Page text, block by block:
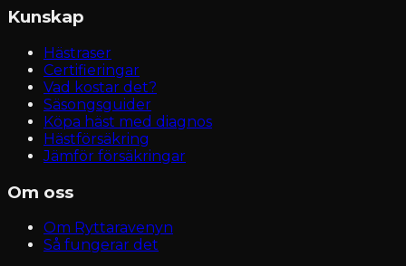
Kunskap
Hästraser
Certifieringar
Vad kostar det?
Säsongsguider
Köpa häst med diagnos
Hästförsäkring
Jämför försäkringar
Om oss
Om Ryttaravenyn
Så fungerar det